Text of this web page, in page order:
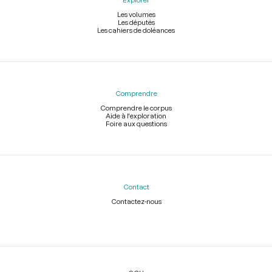
Les volumes
Les députés
Les cahiers de doléances
Comprendre
Comprendre le corpus
Aide à l'exploration
Foire aux questions
Contact
Contactez-nous
Légal